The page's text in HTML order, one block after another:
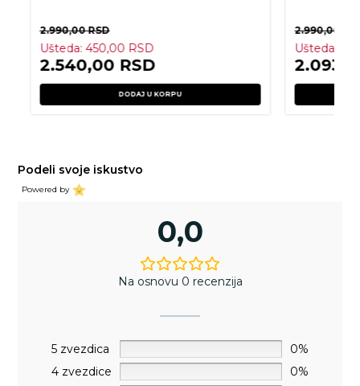
2.990,00RSD
Ušteda:450,00 RSD
2.540,00 RSD
DODAJ U KORPU
2.990,00
Ušteda:
Podeli svoje iskustvo
Powered by
0,0
Na osnovu 0 recenzija
5 zvezdica
0%
4 zvezdice
0%